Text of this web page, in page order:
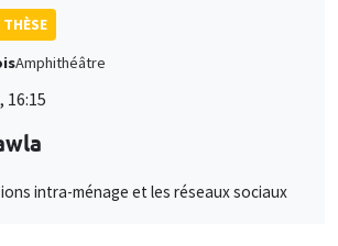
Amphithéâtre
16:15
intra-ménage et les réseaux sociaux